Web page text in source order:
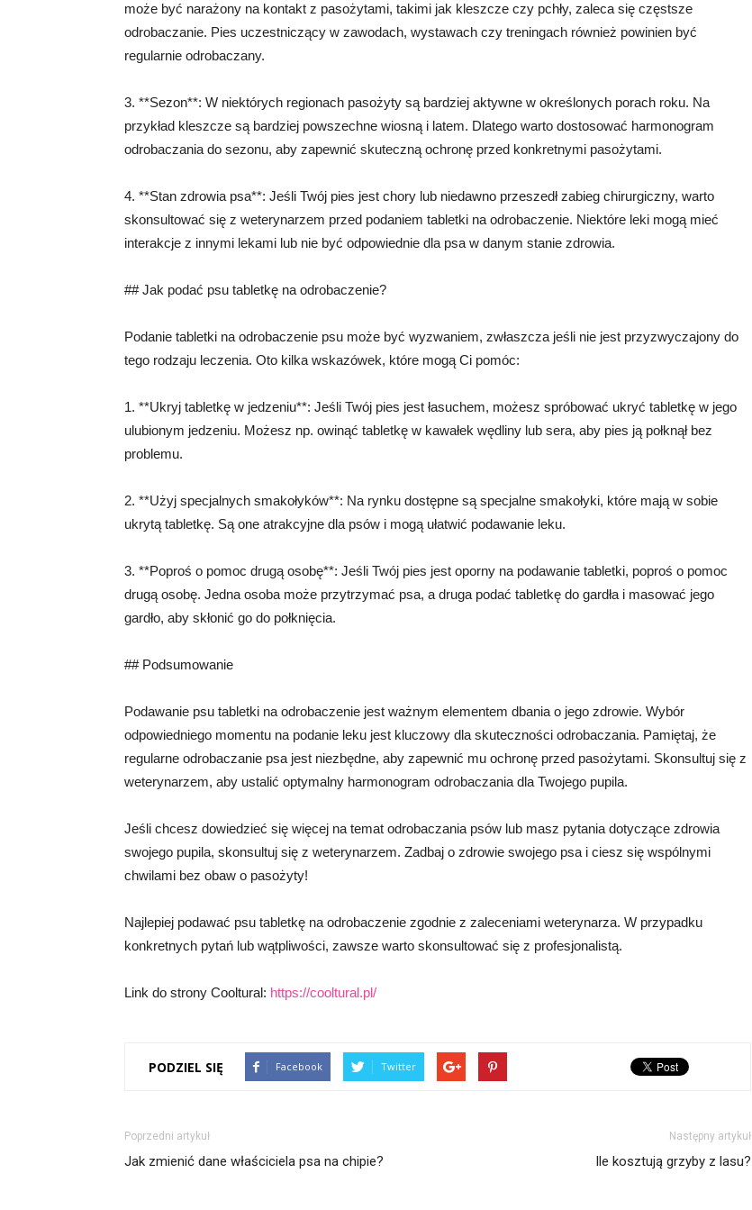
może być narażony na kontakt z pasożytami, takimi jak kleszcze czy pchły, zaleca się częstsze
odrobaczanie. Pies uczestniczący w zawodach, wystawach czy treningach również powinien być
regularnie odrobaczany.
3. **Sezon**: W niektórych regionach pasożyty są bardziej aktywne w określonych porach roku. Na
przykład kleszcze są bardziej powszechne wiosną i latem. Dlatego warto dostosować harmonogram
odrobaczania do sezonu, aby zapewnić skuteczną ochronę przed konkretnymi pasożytami.
4. **Stan zdrowia psa**: Jeśli Twój pies jest chory lub niedawno przeszedł zabieg chirurgiczny, warto
skonsultować się z weterynarzem przed podaniem tabletki na odrobaczenie. Niektóre leki mogą mieć
interakcje z innymi lekami lub nie być odpowiednie dla psa w danym stanie zdrowia.
## Jak podać psu tabletkę na odrobaczenie?
Podanie tabletki na odrobaczenie psu może być wyzwaniem, zwłaszcza jeśli nie jest przyzwyczajony do
tego rodzaju leczenia. Oto kilka wskazówek, które mogą Ci pomóc:
1. **Ukryj tabletkę w jedzeniu**: Jeśli Twój pies jest łasuchem, możesz spróbować ukryć tabletkę w jego
ulubionym jedzeniu. Możesz np. owinąć tabletkę w kawałek wędliny lub sera, aby pies ją połknął bez
problemu.
2. **Użyj specjalnych smakołyków**: Na rynku dostępne są specjalne smakołyki, które mają w sobie
ukrytą tabletkę. Są one atrakcyjne dla psów i mogą ułatwić podawanie leku.
3. **Poproś o pomoc drugą osobę**: Jeśli Twój pies jest oporny na podawanie tabletki, poproś o pomoc
drugą osobę. Jedna osoba może przytrzymać psa, a druga podać tabletkę do gardła i masować jego
gardło, aby skłonić go do połknięcia.
## Podsumowanie
Podawanie psu tabletki na odrobaczenie jest ważnym elementem dbania o jego zdrowie. Wybór
odpowiedniego momentu na podanie leku jest kluczowy dla skuteczności odrobaczania. Pamiętaj, że
regularne odrobaczanie psa jest niezbędne, aby zapewnić mu ochronę przed pasożytami. Skonsultuj się z
weterynarzem, aby ustalić optymalny harmonogram odrobaczania dla Twojego pupila.
Jeśli chcesz dowiedzieć się więcej na temat odrobaczania psów lub masz pytania dotyczące zdrowia
swojego pupila, skonsultuj się z weterynarzem. Zadbaj o zdrowie swojego psa i ciesz się wspólnymi
chwilami bez obaw o pasożyty!
Najlepiej podawać psu tabletkę na odrobaczenie zgodnie z zaleceniami weterynarza. W przypadku
konkretnych pytań lub wątpliwości, zawsze warto skonsultować się z profesjonalistą.
Link do strony Cooltural: https://cooltural.pl/
PODZIEL SIĘ Facebook Twitter
Poprzedni artykuł
Jak zmienić dane właściciela psa na chipie?
Następny artykuł
Ile kosztują grzyby z lasu?